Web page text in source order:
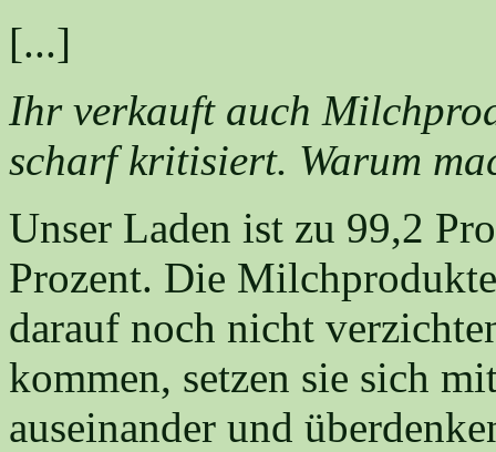
[...]
Ihr verkauft auch
scharf kritisiert. Warum
Unser Laden ist zu 99,2
Prozent. Die
darauf noch nicht
kommen, setzen sie sich
auseinander und